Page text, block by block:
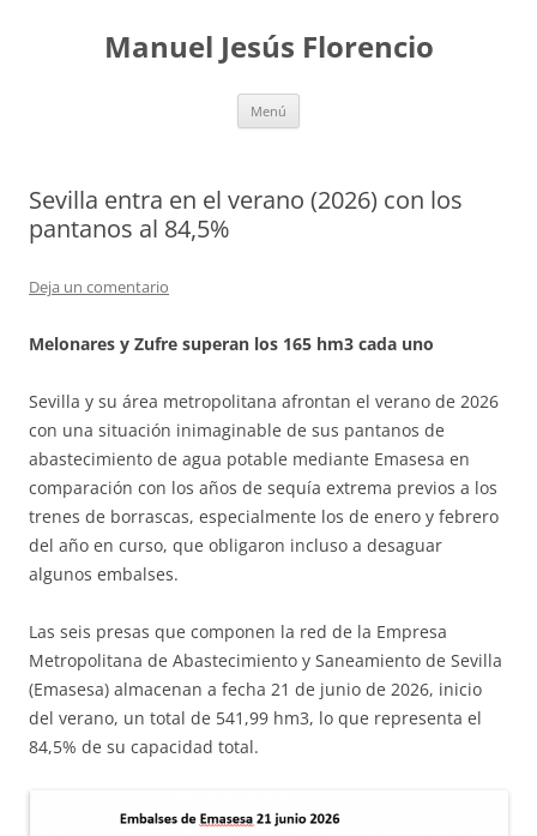
contenidoManuel Jesús Florencio
Menú
Sevilla entra en el verano (2026) con los
pantanos al 84,5%
Deja un comentario
Melonares y Zufre superan los 165 hm3 cada uno
Sevilla y su área metropolitana afrontan el verano de 2026
con una situación inimaginable de sus pantanos de
abastecimiento de agua potable mediante Emasesa en
comparación con los años de sequía extrema previos a los
trenes de borrascas, especialmente los de enero y febrero
del año en curso, que obligaron incluso a desaguar
algunos embalses.
Las seis presas que componen la red de la Empresa
Metropolitana de Abastecimiento y Saneamiento de Sevilla
(Emasesa) almacenan a fecha 21 de junio de 2026, inicio
del verano, un total de 541,99 hm3, lo que representa el
84,5% de su capacidad total.